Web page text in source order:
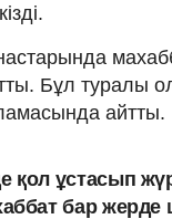
Бұл туралы
айтты.
қол ұстасып
бар